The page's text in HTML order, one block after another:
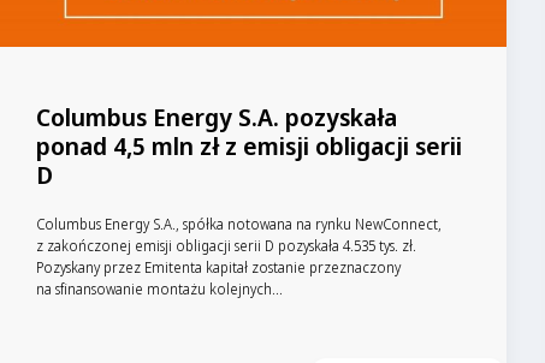
Columbus Energy S.A. pozyskała
ponad 4,5 mln zł z emisji obligacji serii
D
Columbus Energy S.A., spółka notowana na rynku NewConnect,
z zakończonej emisji obligacji serii D pozyskała 4.535 tys. zł.
Pozyskany przez Emitenta kapitał zostanie przeznaczony
na sfinansowanie montażu kolejnych...